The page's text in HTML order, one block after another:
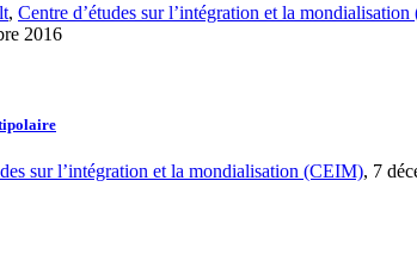
, Centre d’études sur l’intégration et la
2016
sur l’intégration et la mondialisation (CEIM), 7